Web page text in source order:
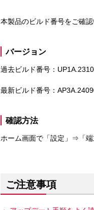
本製品のビルド番号をご確
バージョン
過去ビルド番号：
最新ビルド番号：
確認方法
ホーム画面で「設定」⇒「
ご注意事項